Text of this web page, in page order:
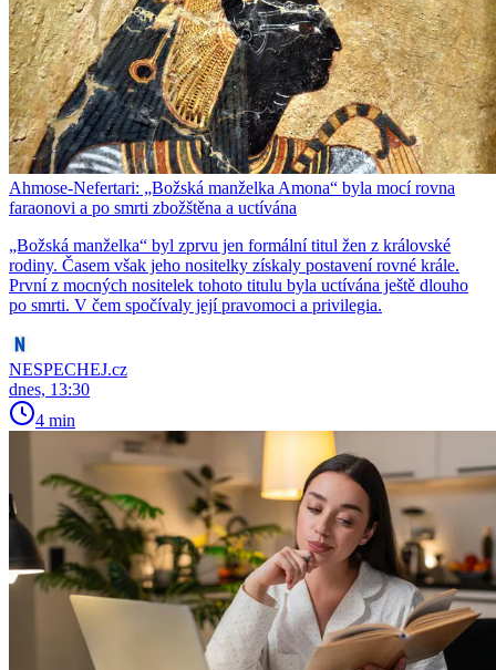
Ahmose-Nefertari: „Božská manželka Amona“ byla mocí rovna
faraonovi a po smrti zbožštěna a uctívána
​​​​​​​„Božská manželka“ byl zprvu jen formální titul žen z královské
rodiny. Časem však jeho nositelky získaly postavení rovné krále.
První z mocných nositelek tohoto titulu byla uctívána ještě dlouho
po smrti. V čem spočívaly její pravomoci a privilegia.
NESPECHEJ.cz
dnes, 13:30
4 min